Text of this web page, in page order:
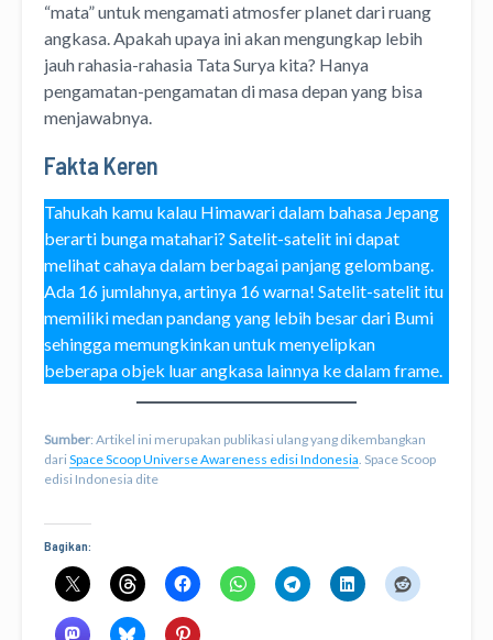
“mata” untuk mengamati atmosfer planet dari ruang
angkasa. Apakah upaya ini akan mengungkap lebih
jauh rahasia-rahasia Tata Surya kita? Hanya
pengamatan-pengamatan di masa depan yang bisa
menjawabnya.
Fakta Keren
Tahukah kamu kalau Himawari dalam bahasa Jepang
berarti bunga matahari? Satelit-satelit ini dapat
melihat cahaya dalam berbagai panjang gelombang.
Ada 16 jumlahnya, artinya 16 warna! Satelit-satelit itu
memiliki medan pandang yang lebih besar dari Bumi
sehingga memungkinkan untuk menyelipkan
beberapa objek luar angkasa lainnya ke dalam frame.
Sumber: Artikel ini merupakan publikasi ulang yang dikembangkan
dari Space Scoop Universe Awareness edisi Indonesia. Space Scoop
edisi Indonesia dite
Bagikan: